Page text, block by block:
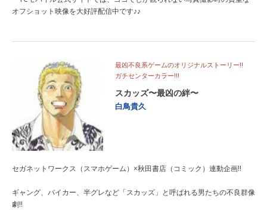
オフショット映像を大好評配信中です♪♪
最凶不良系ゲームのオリジナルストーリー!!
ガチセンターカラー!!!
スカッズ〜最凶の絆〜
白鳥貴久
セガネットワークス（スマホゲーム）×秋田書店（コミック）連動企画!!
ギャング、バイカー、半グレなど「スカッズ」と呼ばれる男たちの不良群像
劇!!